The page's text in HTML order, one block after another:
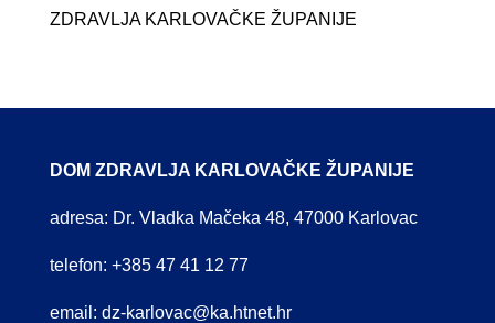
ZDRAVLJA KARLOVAČKE ŽUPANIJE
DOM ZDRAVLJA KARLOVAČKE ŽUPANIJE
adresa: Dr. Vladka Mačeka 48, 47000 Karlovac
telefon: +385 47 41 12 77
email: dz-karlovac@ka.htnet.hr